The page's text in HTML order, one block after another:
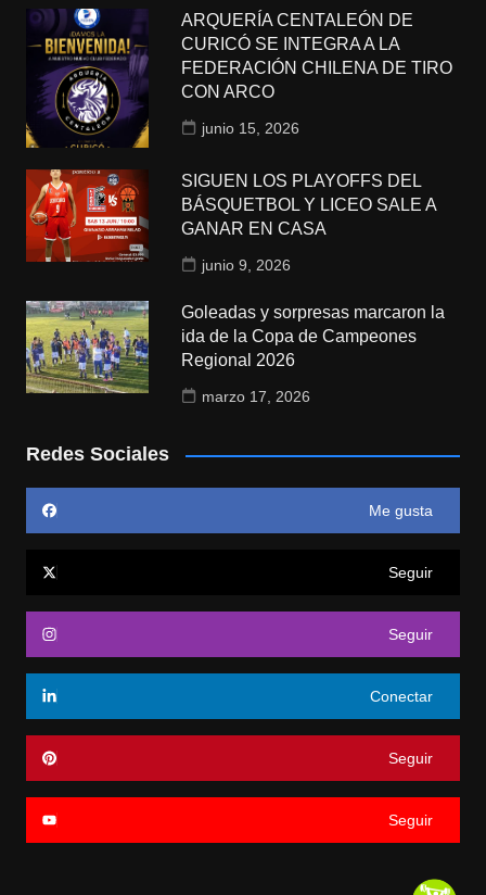
ARQUERÍA CENTALEÓN DE
CURICÓ SE INTEGRA A LA
FEDERACIÓN CHILENA DE TIRO
CON ARCO
junio 15, 2026
SIGUEN LOS PLAYOFFS DEL
BÁSQUETBOL Y LICEO SALE A
GANAR EN CASA
junio 9, 2026
Goleadas y sorpresas marcaron la
ida de la Copa de Campeones
Regional 2026
marzo 17, 2026
Redes Sociales
Me gusta
Seguir
Seguir
Conectar
Seguir
Seguir